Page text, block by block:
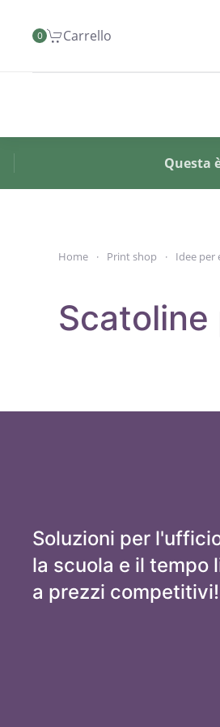
Skip to main content
0 Carrello
Questa
Home Print shop Idee per
Soluzioni per
la scuola e il tempo
a prezzi competitivi!